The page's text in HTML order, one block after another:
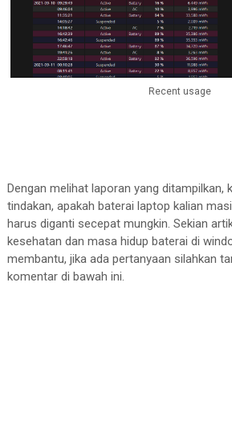
Recent usage
Dengan melihat laporan yang ditampilkan,
tindakan, apakah baterai laptop kalian
harus diganti secepat mungkin. Sekian
kesehatan dan masa hidup baterai di
membantu, jika ada pertanyaan silahkan
komentar di bawah ini.